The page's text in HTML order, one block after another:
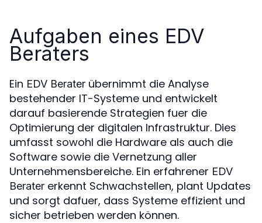
Aufgaben eines EDV
Beraters
Ein EDV Berater übernimmt die Analyse
bestehender IT-Systeme und entwickelt
darauf basierende Strategien fuer die
Optimierung der digitalen Infrastruktur. Dies
umfasst sowohl die Hardware als auch die
Software sowie die Vernetzung aller
Unternehmensbereiche. Ein erfahrener EDV
Berater erkennt Schwachstellen, plant Updates
und sorgt dafuer, dass Systeme effizient und
sicher betrieben werden können.